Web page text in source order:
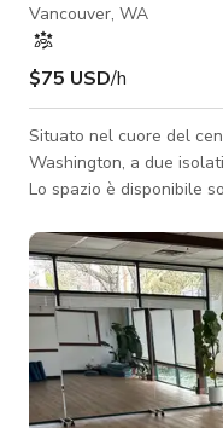
Vancouver, WA
$75 USD/h
Situato nel cuore del
Washington, a due
Lo spazio è disponibile
domenica) L'uso della cucina o del personale aggiuntivo non è
incluso, ma può essere
specifiche. Servizio
contattateci per maggiori